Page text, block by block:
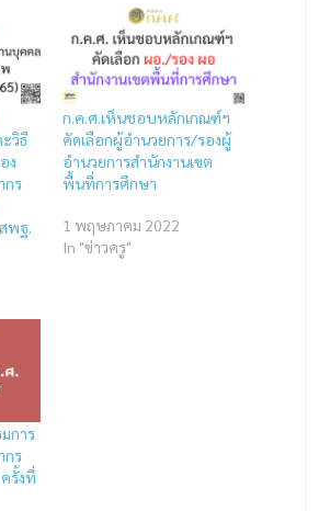
วิธี
ง
กร
พฐ.
ก.ค.ศ.เห็นชอบหลักเกณฑ์ฯ
คัดเลือกผู้อำนวยการ/รองผู้
อำนวยการสำนักงานเขต
พื้นที่การศึกษา
1 พฤษภาคม 2022
In "ข่าวครู"
การ
กร
รั้งที่